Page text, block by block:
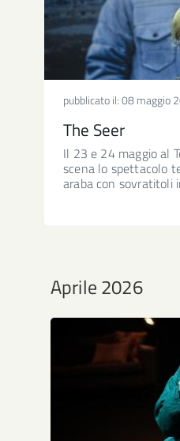
pubblicato il:08 maggio
The Seer
Il 23 e 24 maggio al
scena lo spettacolo
araba con sovratitoli
Aprile 2026